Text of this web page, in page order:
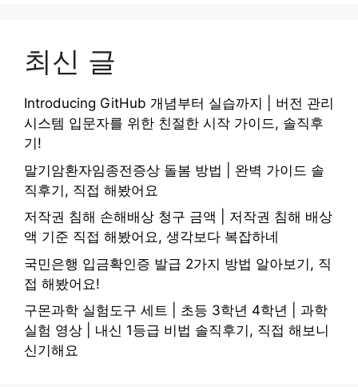
최신 글
Introducing GitHub 개념부터 실습까지 | 버전 관리
시스템 입문자를 위한 친절한 시작 가이드, 솔직후
기!
말기암환자임종전증상 돌봄 방법 | 완벽 가이드 솔
직후기, 직접 해봤어요
저작권 침해 손해배상 청구 금액 | 저작권 침해 배상
액 기준 직접 해봤어요, 생각보다 복잡하네
국민은행 입금확인증 발급 2가지 방법 알아보기, 직
접 해봤어요!
구몬과학 실험도구 세트 | 초등 3학년 4학년 | 과학
실험 영상 | 내신 1등급 비법 솔직후기, 직접 해보니
신기해요